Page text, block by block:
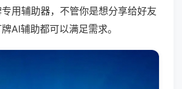
用辅助器，不管你是想分享给好友
AI辅助都可以满足需求。